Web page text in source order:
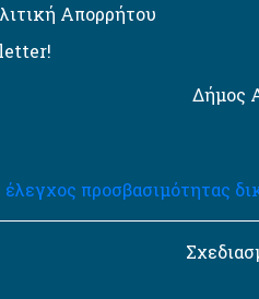
Απορρήτου
Δήμος
προσβασιμότητας